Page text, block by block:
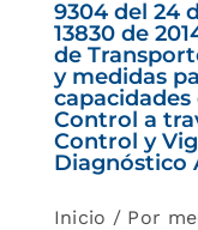
9304 del 24
13830 de
de
y medidas
Control a
Control y
Diagnóstico
Inicio / Por